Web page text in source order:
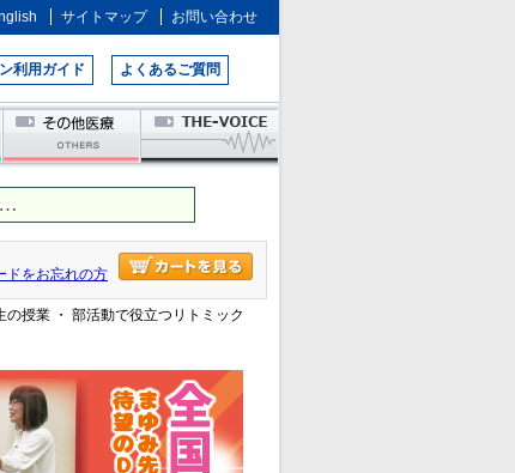
サイトマップ お問い合わせ
利用ガイド よくあるご質問
…
ドをお忘れの方
の授業 ・ 部活動で役立つリトミック